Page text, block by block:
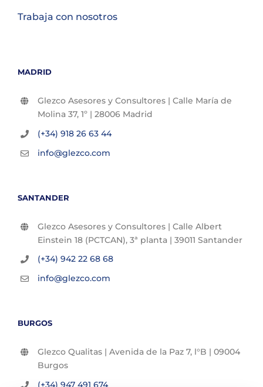
Trabaja con nosotros
MADRID
Glezco Asesores y Consultores | Calle María de
Molina 37, 1º | 28006 Madrid
(+34) 918 26 63 44
info@glezco.com
SANTANDER
Glezco Asesores y Consultores | Calle Albert
Einstein 18 (PCTCAN), 3ª planta | 39011 Santander
(+34) 942 22 68 68
info@glezco.com
BURGOS
Glezco Qualitas | Avenida de la Paz 7, l°B | 09004
Burgos
(+34) 947 491 674